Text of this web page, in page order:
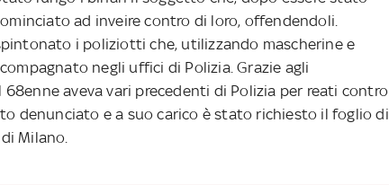
ad inveire contro di loro, offendendoli.
i poliziotti che, utilizzando mascherine e
negli uffici di Polizia. Grazie agli
aveva vari precedenti di Polizia per reati contro
denunciato e a suo carico è stato richiesto il foglio di
Milano.